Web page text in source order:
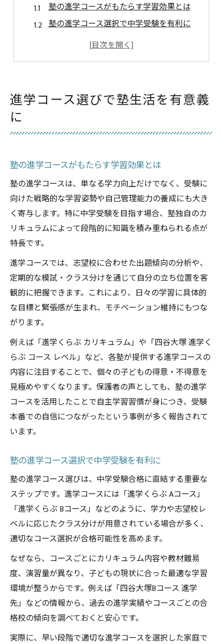
塾の進学コースがもたらす学習効果とは
塾の進学コース選択で中学受験を有利に
塾生活を充実させる進学コース選びの極意
塾の進学くらぶを活用した学力向上法
塾の進学くらぶで伸ばす中学受験力
塾の進学くらぶAコース活用法の実際
子どもに合う塾のクラス分け基準とは
塾のクラス分け基準を理解するポイント
塾の進学くらぶクラス分けの特徴を解説
進学くらぶAコースとBコースの違い
塾の進学くらぶレベル別学習法
進学くらぶBコースで基礎を強化するコツ
塾進学くらぶBコースの基礎固め戦略
塾進学くらぶBコースでの効果的な学習法
塾Bコースで基礎力を養う実践ポイント
進学くらぶBコース進学先の選び方
迷いやすい塾入塾時期の見極めポイント
塾の入塾時期は進学コース選びが左右する
塾のスタート時期別メリットを比較する
塾進学コース選びに最適な入塾時期とは
最適な塾コースが中学受験を成功に導く
塾の最適な進学コースが合格を引き寄せる
塾進学コース選びで掴む志望校合格の鍵
塾コース選定で中学受験の成功事例を知る
塾の進学コース別合格へのアプローチ法
進学コース選びで塾生活を有意義
に
塾の進学コースがもたらす学習効果とは
塾の進学コースは、単なる学力向上だけでなく、受験に
向けた戦略的な学習姿勢や自己管理能力の養成にも大き
く寄与します。特に中学受験を目指す場合、塾独自のカ
リキュラムによって段階的に知識を積み重ねられる点が
特長です。
進学コースでは、志望校に合わせた出題傾向の分析や、
定期的な模試・クラス分けを通じて自分の立ち位置を客
観的に把握できます。これにより、日々の学習に具体的
な目標と緊張感が生まれ、モチベーション維持にもつな
がります。
例えば「進学くらぶ カリキュラム」や「四谷大塚 進学く
らぶ コース レベル」など、各塾が提供する進学コースの
内容に注目することで、個々の子どもの得意・不得意を
見極めやすくなります。保護者の声としても、塾の進学
コースを活用したことで自主学習習慣が身につき、受験
本番での自信につながったという事例が多く報告されて
います。
塾の進学コース選択で中学受験を有利に
塾の進学コース選びは、中学受験合格に直結する重要な
ステップです。進学コースには「進学くらぶ Aコース」
「進学くらぶ Bコース」などのように、学力や志望校レ
ベルに応じたクラス分けが用意されている場合が多く、
適切なコース選択が合格可能性を高めます。
なぜなら、コースごとにカリキュラム内容や教材難易
度、演習量が異なり、子どもの現状に合った最適な学習
環境が整うからです。例えば「四谷大塚Bコース 進学
先」などの情報から、過去の進学実績やコースごとの合
格校の傾向を調べておくと安心です。
実際に、早い段階で適切な進学コースを選択した家庭で